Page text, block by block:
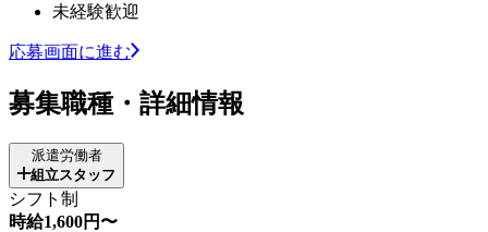
未経験歓迎
応募画面に進む
募集職種・詳細情報
派遣労働者
組立スタッフ
シフト制
時給1,600円〜